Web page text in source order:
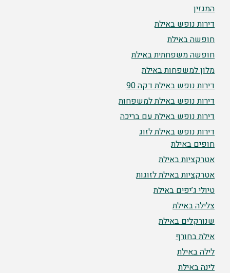
המגזין
דירות נופש באילת
חופשה באילת
חופשה משפחתית באילת
מלון למשפחות באילת
דירות נופש באילת דקה 90
דירות נופש באילת למשפחות
דירות נופש באילת עם בריכה
דירות נופש באילת לזוג
חופים באילת
אטרקציות באילת
אטרקציות באילת לזוגות
טיולי ג’יפים באילת
צלילה באילת
שנורקלים באילת
אילת בחורף
לילה באילת
לינה באילת